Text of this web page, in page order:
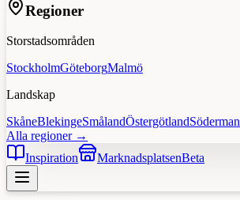
Regioner
Storstadsområden
StockholmGöteborgMalmö
Landskap
SkåneBlekingeSmålandÖstergötland
Alla regioner →
Inspiration
MarknadsplatsenBeta